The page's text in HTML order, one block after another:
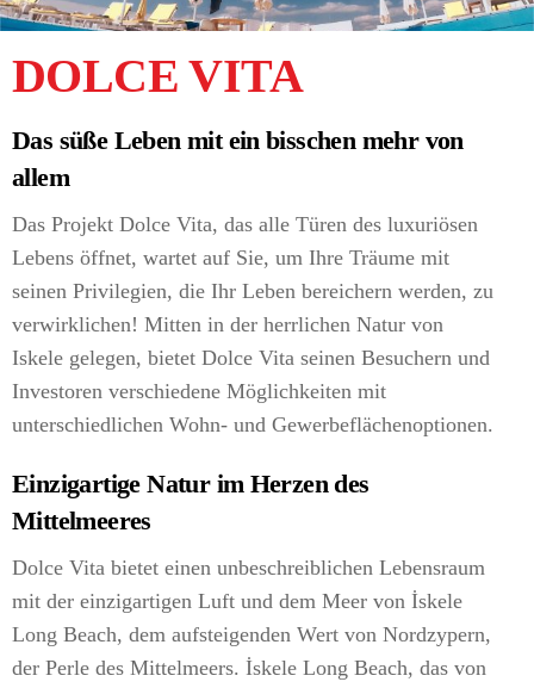
DOLCE VITA
Das süße Leben mit ein bisschen mehr von
allem
Das Projekt Dolce Vita, das alle Türen des luxuriösen
Lebens öffnet, wartet auf Sie, um Ihre Träume mit
seinen Privilegien, die Ihr Leben bereichern werden, zu
verwirklichen! Mitten in der herrlichen Natur von
Iskele gelegen, bietet Dolce Vita seinen Besuchern und
Investoren verschiedene Möglichkeiten mit
unterschiedlichen Wohn- und Gewerbeflächenoptionen.
Einzigartige Natur im Herzen des
Mittelmeeres
Dolce Vita bietet einen unbeschreiblichen Lebensraum
mit der einzigartigen Luft und dem Meer von İskele
Long Beach, dem aufsteigenden Wert von Nordzypern,
der Perle des Mittelmeers. İskele Long Beach, das von